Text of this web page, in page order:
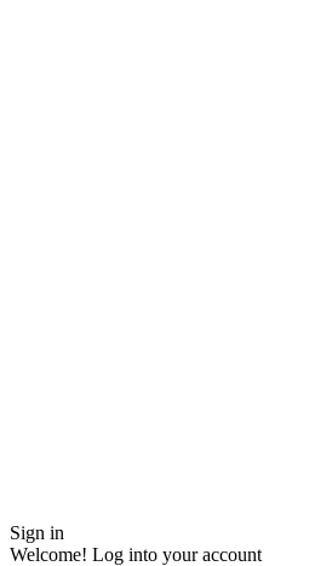
Sign in
Welcome! Log into your account